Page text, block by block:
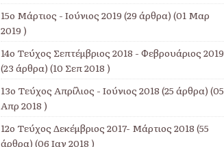
15ο Μάρτιος - Ιούνιος 2019 (29 άρθρα) (01 Μαρ
2019 )
14ο Τεύχος Σεπτέμβριος 2018 - Φεβρουάριος 2019
(23 άρθρα) (10 Σεπ 2018 )
13ο Τεύχος Απρίλιος - Ιούνιος 2018 (25 άρθρα) (05
Απρ 2018 )
12ο Τεύχος Δεκέμβριος 2017- Μάρτιος 2018 (55
άρθρα) (06 Ιαν 2018 )